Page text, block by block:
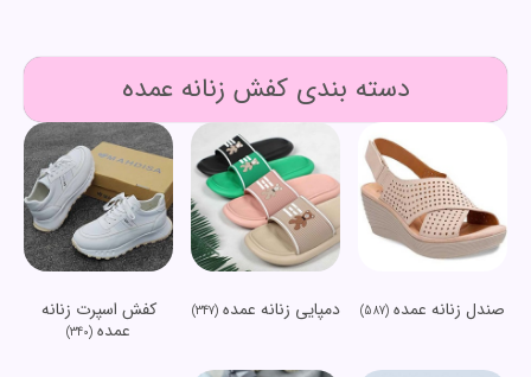
دسته بندی کفش زنانه عمده
صندل زنانه عمده (587) دمپایی زنانه عمده(347)
کفش اسپرت زنانه
عمده (340)